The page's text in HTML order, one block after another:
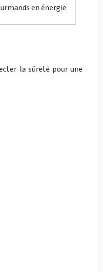
en énergie
la sûreté pour une